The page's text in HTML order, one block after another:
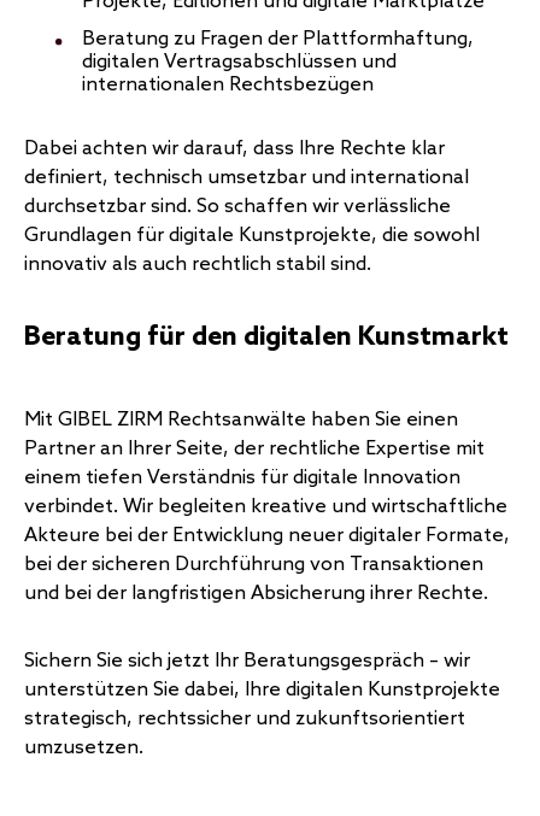
Beratung zu Fragen der Plattformhaftung,
digitalen Vertragsabschlüssen und
internationalen Rechtsbezügen
Dabei achten wir darauf, dass Ihre Rechte klar
definiert, technisch umsetzbar und international
durchsetzbar sind. So schaffen wir verlässliche
Grundlagen für digitale Kunstprojekte, die sowohl
innovativ als auch rechtlich stabil sind.
Beratung für den digitalen Kunstmarkt
Mit GIBEL ZIRM Rechtsanwälte haben Sie einen
Partner an Ihrer Seite, der rechtliche Expertise mit
einem tiefen Verständnis für digitale Innovation
verbindet. Wir begleiten kreative und wirtschaftliche
Akteure bei der Entwicklung neuer digitaler Formate,
bei der sicheren Durchführung von Transaktionen
und bei der langfristigen Absicherung ihrer Rechte.
Sichern Sie sich jetzt Ihr Beratungsgespräch – wir
unterstützen Sie dabei, Ihre digitalen Kunstprojekte
strategisch, rechtssicher und zukunftsorientiert
umzusetzen.